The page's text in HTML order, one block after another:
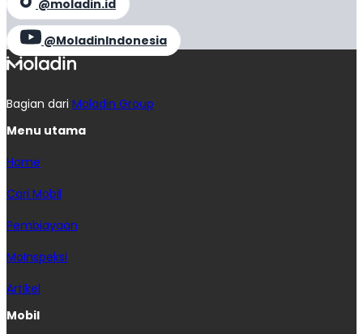
@moladin.id
@MoladinIndonesia
Bagian dari Moladin Group
Menu utama
Home
Cari Mobil
Pembiayaan
MoInspeksi
Artikel
Mobil